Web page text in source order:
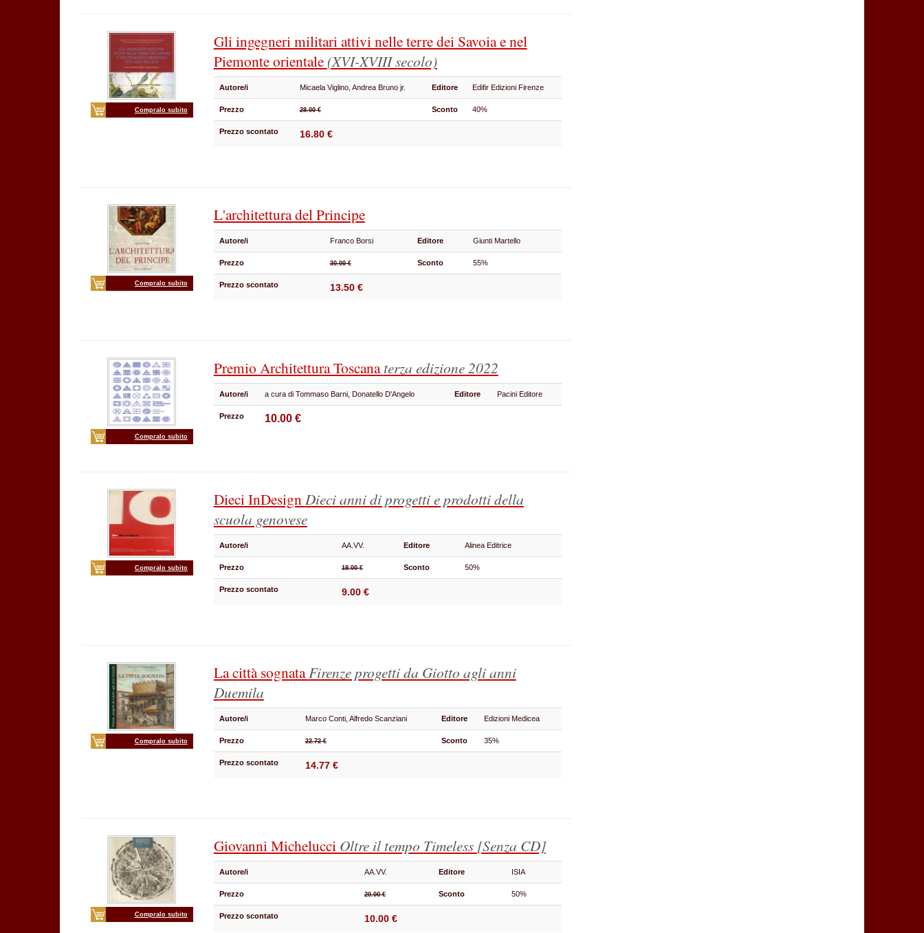
Compralo subito
Gli ingegneri militari attivi nelle terre dei Savoia e nel
Piemonte orientale (XVI-XVIII secolo)
Autore/i Micaela Viglino, Andrea Bruno jr. Editore Edifir Edizioni Firenze
Prezzo 28.00 € Sconto 40%
Prezzo scontato 16.80 €
Compralo subito
L'architettura del Principe
Autore/i Franco Borsi Editore Giunti Martello
Prezzo 30.00 € Sconto 55%
Prezzo scontato 13.50 €
Compralo subito
Premio Architettura Toscanaterza edizione 2022
Autore/i a cura di Tommaso Barni, Donatello D'Angelo Editore Pacini Editore
Prezzo 10.00 €
Compralo subito
Dieci InDesignDieci anni di progetti e prodotti della
scuola genovese
Autore/i AA.VV. Editore Alinea Editrice
Prezzo 18.00 € Sconto 50%
Prezzo scontato 9.00 €
Compralo subito
La città sognataFirenze progetti da Giotto agli anni
Duemila
Autore/i Marco Conti, Alfredo Scanziani Editore Edizioni Medicea
Prezzo 22.72 € Sconto 35%
Prezzo scontato 14.77 €
Compralo subito
Giovanni Michelucci Oltre il tempo Timeless [Senza CD]
Autore/i AA.VV. Editore ISIA
Prezzo 20.00 € Sconto 50%
Prezzo scontato 10.00 €